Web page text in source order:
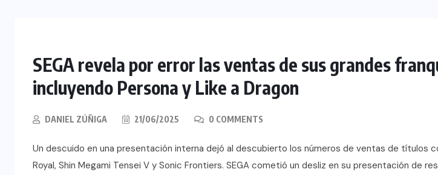
SEGA revela por error las ventas de sus grandes
incluyendo Persona y Like a Dragon
DANIEL ZÚÑIGA 21/06/2025 0 COMMENTS
Un descuido en una presentación interna dejó al descubierto los números de ventas de títulos
Royal, Shin Megami Tensei V y Sonic Frontiers. SEGA cometió un desliz en su presentación de